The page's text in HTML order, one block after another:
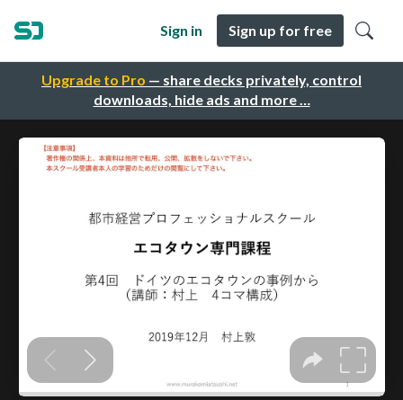
Upgrade to Pro — share decks privately, control
downloads, hide ads and more …
Sign in Sign up for free